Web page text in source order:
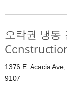
오탁권 냉
1376 E. Acacia
9107